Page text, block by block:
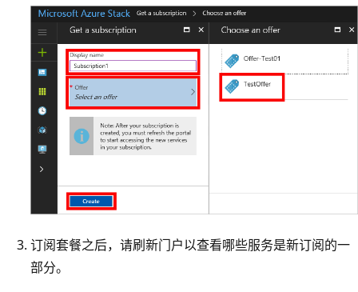
订阅套餐之后，请刷新门户以查看哪些服务是新订阅的一
部分。